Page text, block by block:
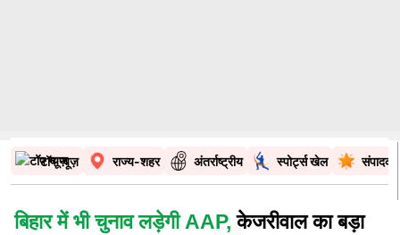
टॉप न्यूज़ राज्य-शहर अंतर्राष्ट्रीय स्पोर्ट्स खेल
बिहार में भी चुनाव लड़ेगी AAP, केजरीवाल का बड़ा